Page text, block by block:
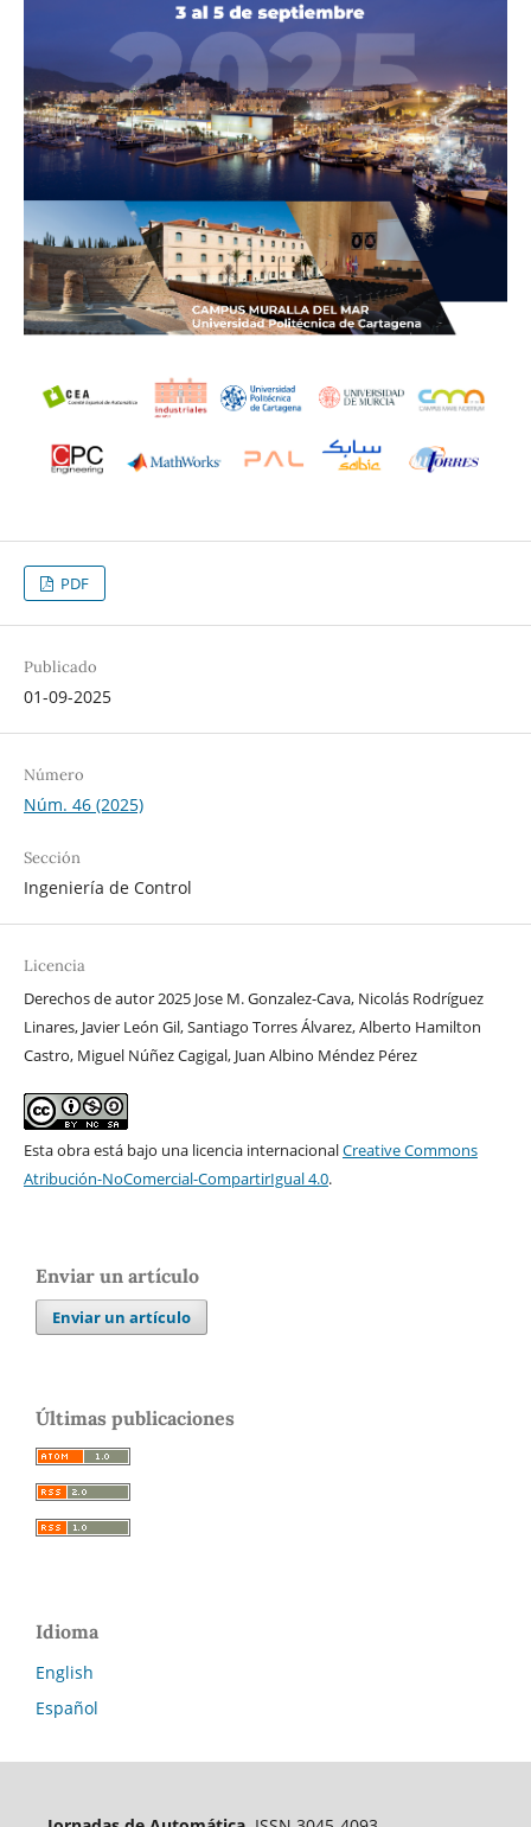
PDF
Publicado
01-09-2025
Número
Núm. 46 (2025)
Sección
Ingeniería de Control
Licencia
Derechos de autor 2025 Jose M. Gonzalez-Cava, Nicolás Rodríguez
Linares, Javier León Gil, Santiago Torres Álvarez, Alberto Hamilton
Castro, Miguel Núñez Cagigal, Juan Albino Méndez Pérez
Esta obra está bajo una licencia internacionalCreative Commons
Atribución-NoComercial-CompartirIgual 4.0.
Enviar un artículo
Enviar un artículo
Últimas publicaciones
Idioma
English
Español